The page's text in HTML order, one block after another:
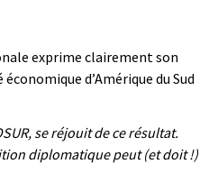
exprime clairement son
d’Amérique du Sud
se réjouit de ce résultat.
diplomatique peut (et doit !)